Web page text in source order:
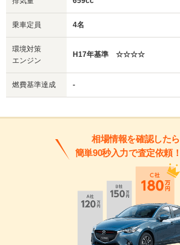
乗車定員 4名
環境対策
エンジン
H17年基準 ☆☆☆☆
燃費基準達成 -
相場情報を確認したら
簡単90秒入力で査定依頼！